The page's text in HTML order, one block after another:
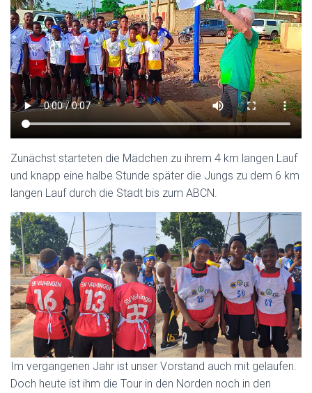
Zunächst starteten die Mädchen zu ihrem 4 km langen Lauf
und knapp eine halbe Stunde später die Jungs zu dem 6 km
langen Lauf durch die Stadt bis zum ABCN.
Im vergangenen Jahr ist unser Vorstand auch mit gelaufen.
Doch heute ist ihm die Tour in den Norden noch in den